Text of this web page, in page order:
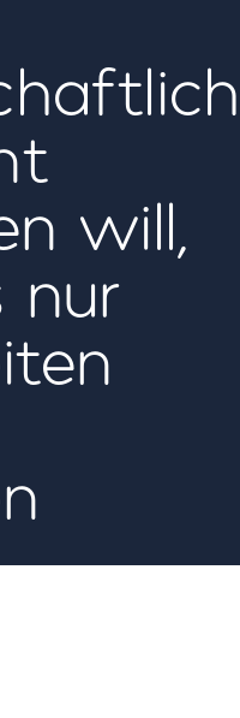
will,
nur